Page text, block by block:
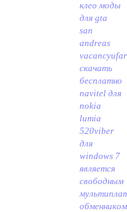
клео моды
для gta
san
andreas
скачать
бесплатно
navitel для
nokia
lumia
520viber
для
windows 7
является
свободным
обменником